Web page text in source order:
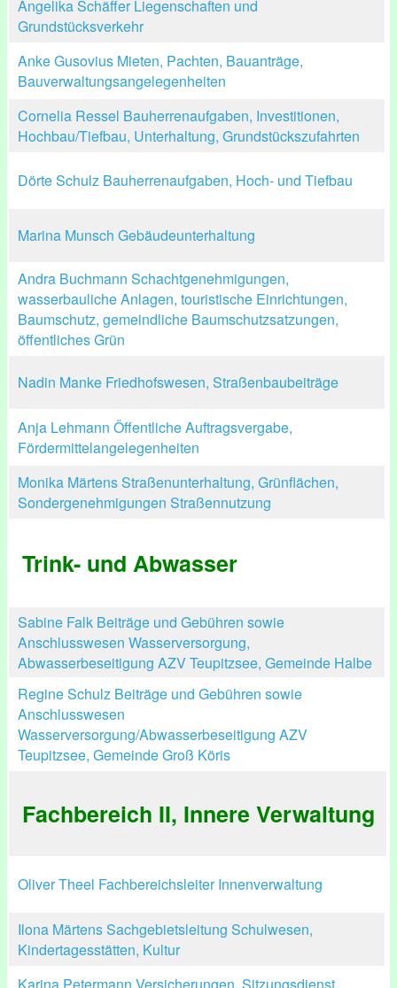
Angelika Schäffer Liegenschaften und
Grundstücksverkehr
Anke Gusovius Mieten, Pachten, Bauanträge,
Bauverwaltungsangelegenheiten
Cornelia Ressel Bauherrenaufgaben, Investitionen,
Hochbau/Tiefbau, Unterhaltung, Grundstückszufahrten
Dörte Schulz Bauherrenaufgaben, Hoch- und Tiefbau
Marina Munsch Gebäudeunterhaltung
Andra Buchmann Schachtgenehmigungen,
wasserbauliche Anlagen, touristische Einrichtungen,
Baumschutz, gemeindliche Baumschutzsatzungen,
öffentliches Grün
Nadin Manke Friedhofswesen, Straßenbaubeiträge
Anja Lehmann Öffentliche Auftragsvergabe,
Fördermittelangelegenheiten
Monika Märtens Straßenunterhaltung, Grünflächen,
Sondergenehmigungen Straßennutzung
Trink- und Abwasser
Sabine Falk Beiträge und Gebühren sowie
Anschlusswesen Wasserversorgung,
Abwasserbeseitigung AZV Teupitzsee, Gemeinde Halbe
Regine Schulz Beiträge und Gebühren sowie
Anschlusswesen
Wasserversorgung/Abwasserbeseitigung AZV
Teupitzsee, Gemeinde Groß Köris
Fachbereich II, Innere Verwaltung
Oliver Theel Fachbereichsleiter Innenverwaltung
Ilona Märtens Sachgebietsleitung Schulwesen,
Kindertagesstätten, Kultur